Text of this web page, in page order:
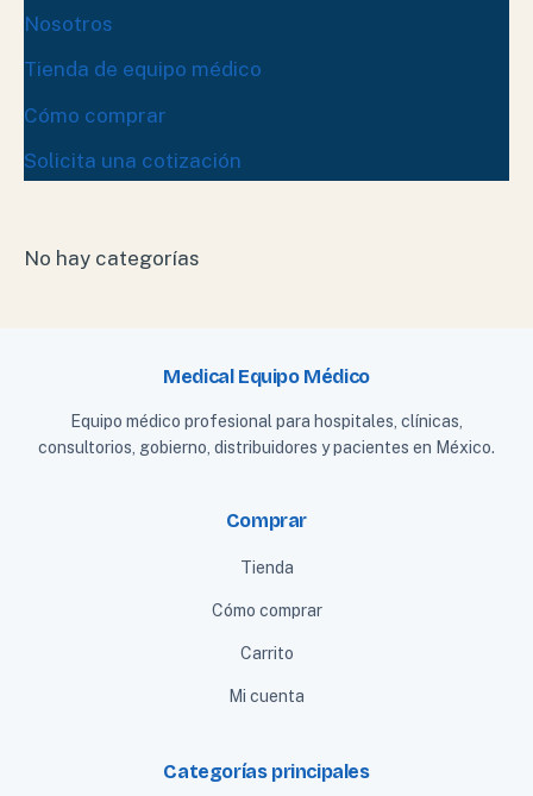
Nosotros
Tienda de equipo médico
Cómo comprar
Solicita una cotización
No hay categorías
Medical Equipo Médico
Equipo médico profesional para hospitales, clínicas,
consultorios, gobierno, distribuidores y pacientes en México.
Comprar
Tienda
Cómo comprar
Carrito
Mi cuenta
Categorías principales